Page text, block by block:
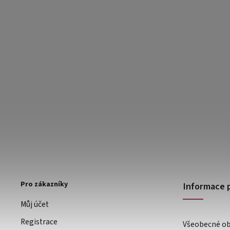
Pro zákazníky
Můj účet
Registrace
Informace
Všeobecné